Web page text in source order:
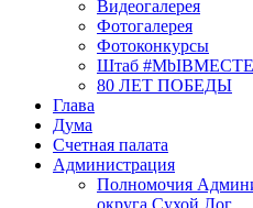
Видеогалерея
Фотогалерея
Фотоконкурсы
Штаб #MbIBMECTE
80 ЛЕТ ПОБЕДЫ
Глава
Дума
Счетная палата
Администрация
Полномочия
округа Сухой Лог